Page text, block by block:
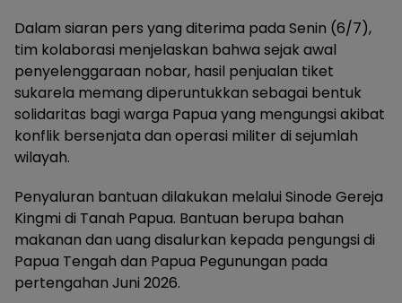
Dalam siaran pers yang diterima pada Senin (6/7),
tim kolaborasi menjelaskan bahwa sejak awal
penyelenggaraan nobar, hasil penjualan tiket
sukarela memang diperuntukkan sebagai bentuk
solidaritas bagi warga Papua yang mengungsi akibat
konflik bersenjata dan operasi militer di sejumlah
wilayah.
Penyaluran bantuan dilakukan melalui Sinode Gereja
Kingmi di Tanah Papua. Bantuan berupa bahan
makanan dan uang disalurkan kepada pengungsi di
Papua Tengah dan Papua Pegunungan pada
pertengahan Juni 2026.